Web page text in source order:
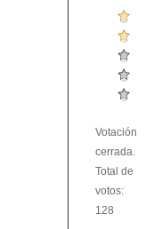
Votación
cerrada.
Total de
votos:
128